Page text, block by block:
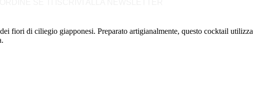
fiori di ciliegio giapponesi. Preparato artigianalmente, questo cocktail utilizza